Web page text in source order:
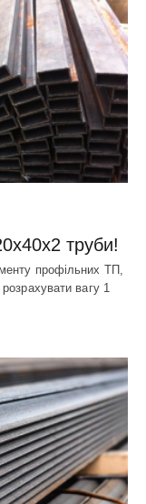
труби!
профільних ТП,
вагу 1